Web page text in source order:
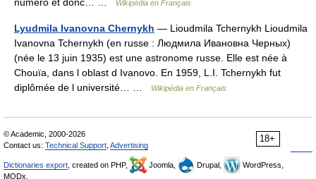
Wikipédia en Français
Lyudmila Ivanovna Chernykh — Lioudmila Tchernykh Lioudmila
Ivanovna Tchernykh (en russe : Людмила Ивановна Черных)
(née le 13 juin 1935) est une astronome russe. Elle est née à
Chouïa, dans l oblast d Ivanovo. En 1959, L.I. Tchernykh fut
diplômée de l université… …
Wikipédia en Français
18+
© Academic, 2000-2026
Contact us: Technical Support Advertising
Dictionaries export , created on PHP, Joomla, Drupal,
WordPress,
MODx.